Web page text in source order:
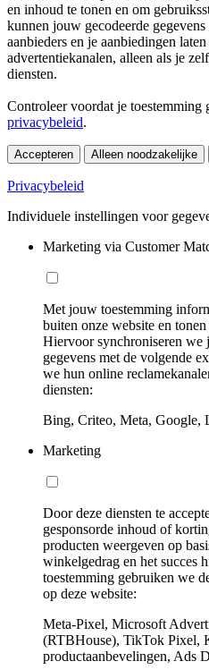
en inhoud te tonen en om
kunnen jouw gecodeerde
aanbieders en je aanbiedingen
advertentiekanalen, alleen als je
diensten.
Controleer voordat je toestemming
privacybeleid.
Accepteren Alleen noodzakelijke
Privacybeleid
Individuele instellingen voor
Marketing via Customer
Met jouw toestemming
buiten onze website en
Hiervoor synchroniseren we
gegevens met de volgende
we hun online
diensten:
Bing, Criteo, Meta, Google,
Marketing
Door deze diensten te
gesponsorde inhoud of
producten weergeven op
winkelgedrag en het succes
toestemming gebruiken we
op deze website:
Meta-Pixel, Microsoft
(RTBHouse), TikTok Pixel,
productaanbevelingen, Ads